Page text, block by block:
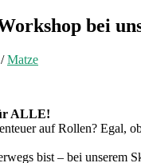
bei
/Matze
ALLE!
auf Rollen? Egal,
bist – bei unserem